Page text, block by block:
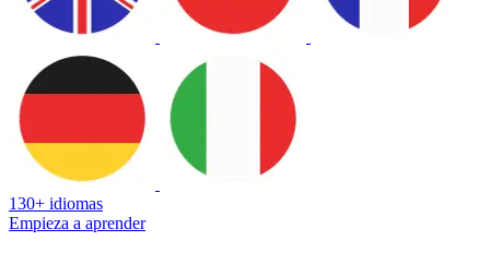
130+ idiomas
Empieza a aprender